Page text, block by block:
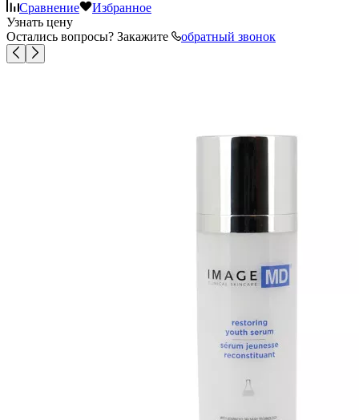
Сравнение
Избранное
Узнать цену
Остались вопросы? Закажите
обратный звонок